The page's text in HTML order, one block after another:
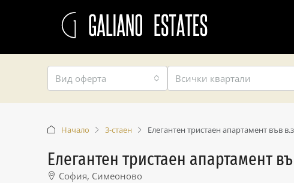
Вид оферта Всички квартали
Начало 3-стаен Елегантен тристаен апартамент във
Елегантен тристаен апартамент
София, Симеоново